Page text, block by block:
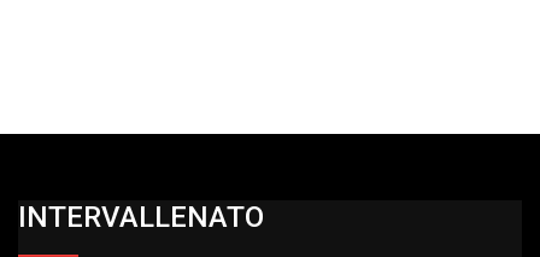
INTERVALLENATO